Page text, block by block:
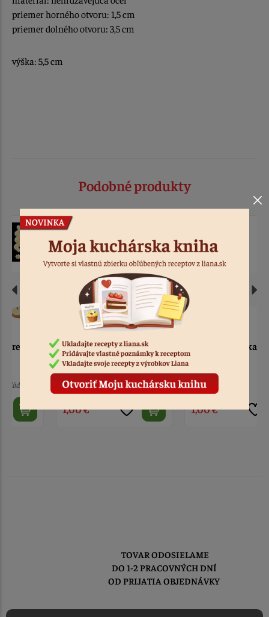
priemer horného otvoru: 1,5 cm
priemer dolného otvoru: 3,5 cm
výška: 5,5 cm
Podobné produkty
Zdobiaca špička nerez 8
cípov úzka
Kód: 896
1,00 €
Zdobiaca špička 12 cípov
II
10 ks
1,00 €
TOVAR ODOSIELAME
DO 1-2 PRACOVNÝCH DNÍ
OD PRIJATIA OBJEDNÁVKY